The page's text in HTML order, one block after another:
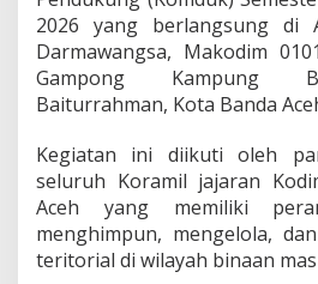
y
a
n
g
H
r
u
s
D
i
m
i
2026 yang berlangsung di
Darmawangsa, Makodim
Gampong Kampung
Baiturrahman, Kota Banda
Kegiatan ini diikuti oleh
seluruh Koramil jajaran
Aceh yang memiliki
menghimpun, mengelola,
teritorial di wilayah binaan